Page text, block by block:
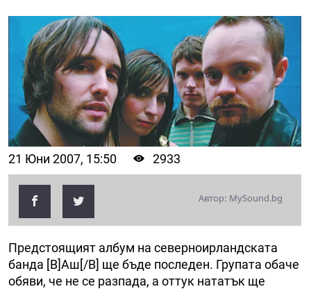
21 Юни 2007, 15:50 2933
Автор: MySound.bg
Предстоящият албум на северноирландската
банда [B]Аш[/B] ще бъде последен. Групата обаче
обяви, че не се разпада, а оттук нататък ще